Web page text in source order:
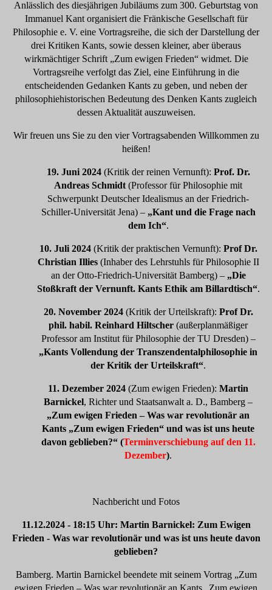
Anlässlich des diesjährigen Jubiläums zum 300. Geburtstag von
Immanuel Kant organisiert die Fränkische Gesellschaft für
Philosophie e. V. eine Vortragsreihe, die sich der Darstellung der
drei Kritiken Kants, sowie dessen kleiner, aber überaus
wirkmächtiger Schrift „Zum ewigen Frieden“ widmet. Die
Vortragsreihe verfolgt das Ziel, eine Einführung in die
entscheidenden Gedanken Kants zu geben, und neben der
philosophiehistorischen Bedeutung des Denken Kants zugleich
dessen Aktualität auszuweisen.
Wir freuen uns Sie zu den vier Vortragsabenden Willkommen zu
heißen!
19. Juni 2024(Kritik der reinen Vernunft): Prof. Dr.
Andreas Schmidt (Professor für Philosophie mit
Schwerpunkt Deutscher Idealismus an der Friedrich-
Schiller-Universität Jena) – „Kant und die Frage nach
dem Ich“.
10. Juli 2024(Kritik der praktischen Vernunft): Prof Dr.
Christian Illies(Inhaber des Lehrstuhls für Philosophie II
an der Otto-Friedrich-Universität Bamberg) – „Die
Stoßkraft der Vernunft. Kants Ethik am Billardtisch“.
20. November 2024(Kritik der Urteilskraft): Prof Dr.
phil. habil. Reinhard Hiltscher (außerplanmäßiger
Professor am Institut für Philosophie der TU Dresden) –
„Kants Vollendung der Transzendentalphilosophie in
der Kritik der Urteilskraft“.
11. Dezember 2024 (Zum ewigen Frieden): Martin
Barnickel, Richter und Staatsanwalt a. D., Bamberg –
„Zum ewigen Frieden – Was war revolutionär an
Kants „Zum ewigen Frieden“ und was ist uns heute
davon geblieben?“ (Terminverschiebung auf den 11.
Dezember).
Nachbericht und Fotos
11.12.2024 - 18:15 Uhr: Martin Barnickel: Zum Ewigen
Frieden - Was war revolutionär und was ist uns heute davon
geblieben?
Bamberg. Martin Barnickel beendete mit seinem Vortrag „Zum
ewigen Frieden – Was war revolutionär an Kants „Zum ewigen